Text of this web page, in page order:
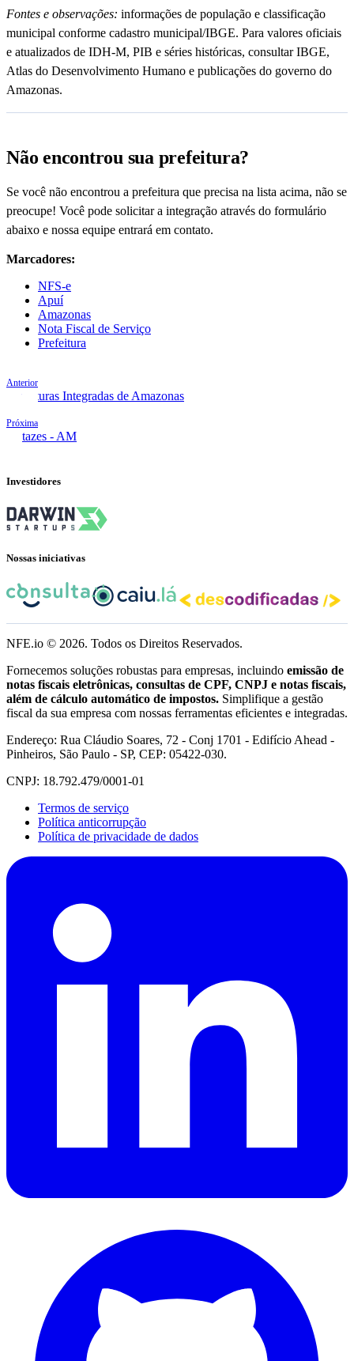
Fontes e observações: informações de população e classificação
municipal conforme cadastro municipal/IBGE. Para valores oficiais
e atualizados de IDH-M, PIB e séries históricas, consultar IBGE,
Atlas do Desenvolvimento Humano e publicações do governo do
Amazonas.
Não encontrou sua prefeitura?
Se você não encontrou a prefeitura que precisa na lista acima, não se
preocupe! Você pode solicitar a integração através do formulário
abaixo e nossa equipe entrará em contato.
Marcadores:
NFS-e
Apuí
Amazonas
Nota Fiscal de Serviço
Prefeitura
Anterior
Prefeituras Integradas de Amazonas
Próxima
Autazes - AM
Investidores
Nossas iniciativas
NFE.io © 2026. Todos os Direitos Reservados.
Fornecemos soluções robustas para empresas, incluindo emissão de
notas fiscais eletrônicas, consultas de CPF, CNPJ e notas fiscais,
além de cálculo automático de impostos. Simplifique a gestão
fiscal da sua empresa com nossas ferramentas eficientes e integradas.
Endereço: Rua Cláudio Soares, 72 - Conj 1701 - Edifício Ahead -
Pinheiros, São Paulo - SP, CEP: 05422-030.
CNPJ: 18.792.479/0001-01
Termos de serviço
Política anticorrupção
Política de privacidade de dados